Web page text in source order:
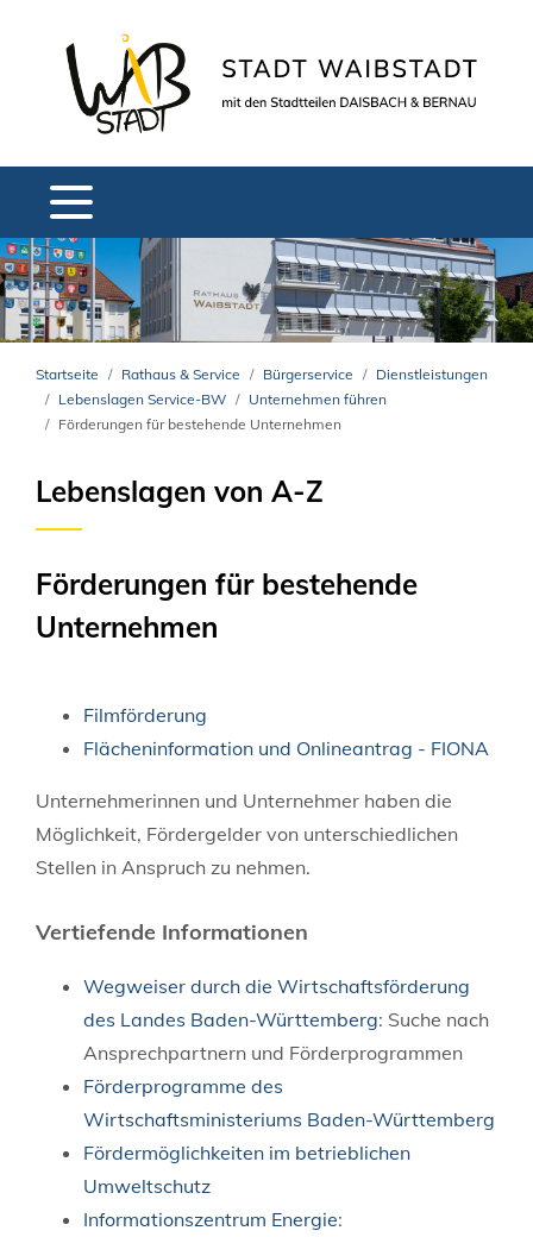
Startseite Rathaus & Service Bürgerservice
Dienstleistungen
Lebenslagen Service-BW
Unternehmen führen
Förderungen für bestehende Unternehmen
Lebenslagen von A-Z
Förderungen für bestehende
Unternehmen
Filmförderung
Flächeninformation und Onlineantrag - FIONA
Unternehmerinnen und Unternehmer haben die
Möglichkeit, Fördergelder von unterschiedlichen
Stellen in Anspruch zu nehmen.
Vertiefende Informationen
Wegweiser durch die Wirtschaftsförderung
des Landes Baden-Württemberg: Suche nach
Ansprechpartnern und Förderprogrammen
Förderprogramme des
Wirtschaftsministeriums Baden-Württemberg
Fördermöglichkeiten im betrieblichen
Umweltschutz
Informationszentrum Energie: